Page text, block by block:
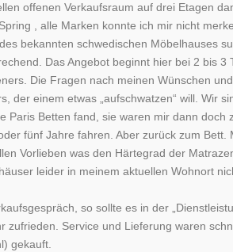
offenen Verkaufsraum auf drei Etagen
, alle Marken konnte ich mir nicht
bekannten schwedischen Möbelhauses
Das Angebot beginnt hier bei 2 bis
Die Fragen nach meinen Wünschen
der einem etwas „aufschwatzen“ will. Wir
Paris Betten fand, sie waren mir dann
fünf Jahre fahren. Aber zurück zum
Vorlieben was den Härtegrad der
leider in meinem aktuellen Wohnort
so sollte es in der
zufrieden. Service und Lieferung waren
gekauft.